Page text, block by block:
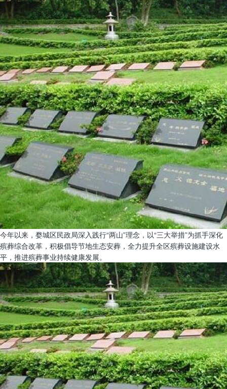
今年以来，婺城区民政局深入践行“两山”理念，以“三大举措”为抓手深化
殡葬综合改革，积极倡导节地生态安葬，全力提升全区殡葬设施建设水
平，推进殡葬事业持续健康发展。